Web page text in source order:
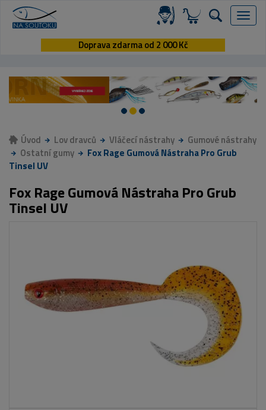
Menu
Doprava zdarma od 2 000 Kč
Úvod Lov dravců Vláčecí nástrahy
Gumové nástrahy
Ostatní gumy
Fox Rage Gumová Nástraha Pro Grub
Tinsel UV
Fox Rage Gumová Nástraha Pro Grub
Tinsel UV